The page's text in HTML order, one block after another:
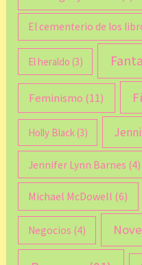
El cementerio de los
El heraldo (3)
Feminismo (11)
Holly Black(3)
Jennifer Lynn Barnes (4)
Michael McDowell (6)
Negocios (4)